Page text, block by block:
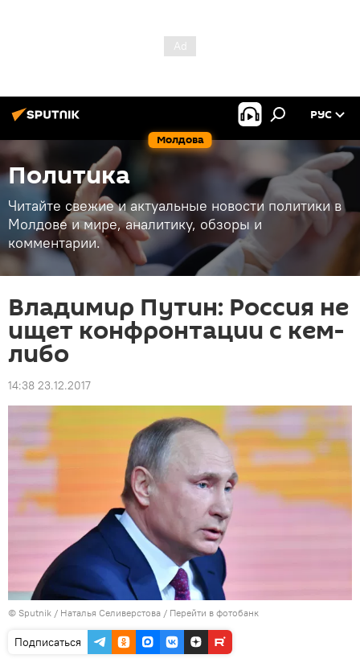
Молдова
РУС
Политика
Читайте свежие и актуальные новости политики в
Молдове и мире, аналитику, обзоры и
комментарии.
Владимир Путин: Россия не
ищет конфронтации с кем-
либо
14:38 23.12.2017
© Sputnik / Наталья Селиверстова / Перейти в фотобанк
Подписаться